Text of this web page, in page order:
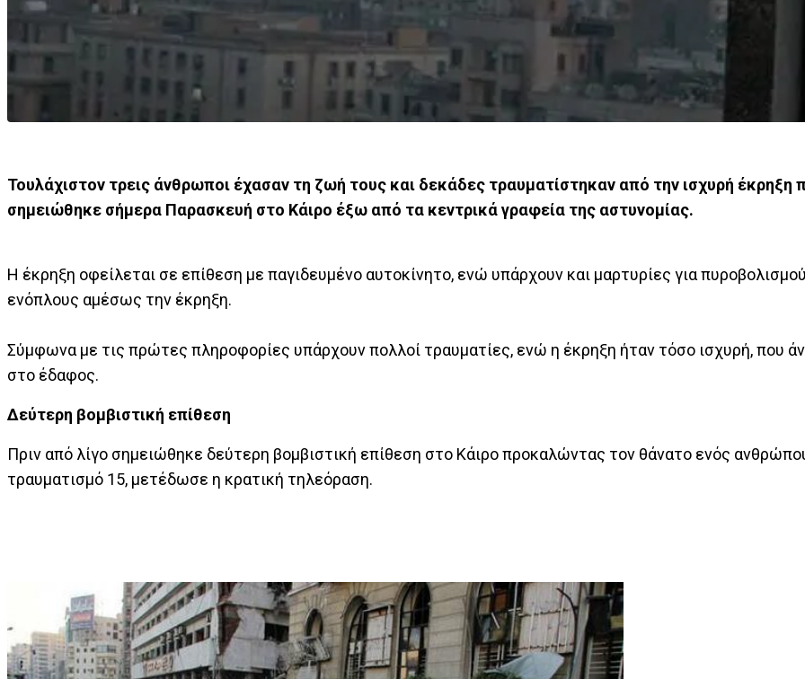
Τουλάχιστον τρεις άνθρωποι έχασαν τη ζωή τους και δεκάδες τραυματίστηκαν από την ισχυρή έκρηξη
σημειώθηκε σήμερα Παρασκευή στο Κάιρο έξω από τα κεντρικά γραφεία της αστυνομίας.
Η έκρηξη οφείλεται σε επίθεση με παγιδευμένο αυτοκίνητο, ενώ υπάρχουν και μαρτυρίες για
ενόπλους αμέσως την έκρηξη.
Σύμφωνα με τις πρώτες πληροφορίες υπάρχουν πολλοί τραυματίες, ενώ η έκρηξη ήταν τόσο ισχυρή, που
στο έδαφος.
Δεύτερη βομβιστική επίθεση
Πριν από λίγο σημειώθηκε δεύτερη βομβιστική επίθεση στο Κάιρο προκαλώντας τον θάνατο ενός
τραυματισμό 15, μετέδωσε η κρατική τηλεόραση.